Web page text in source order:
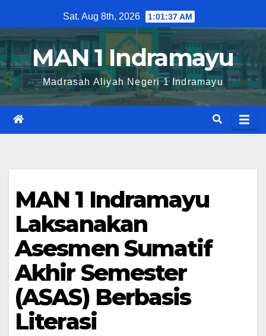
to
content
Sat. Aug 8th, 2026 1:01:38 AM
MAN 1 Indramayu
Madrasah Aliyah Negeri 1 Indramayu
MAN 1 Indramayu
Laksanakan
Asesmen Sumatif
Akhir Semester
(ASAS) Berbasis
Literasi